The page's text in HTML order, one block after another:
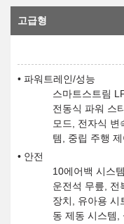
고급형
파워트레인/성능
스마트스트림
전동식 파워 스
모드, 전자식 변
템, 중립 주행 제
안전
10에어백 시스
운전석 무릎, 전
장치, 유아용 시
동 제동 시스템,